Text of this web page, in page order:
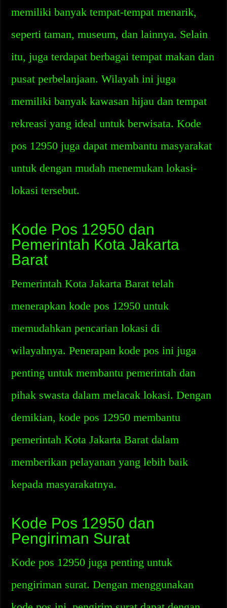
memiliki banyak tempat-tempat menarik,
seperti taman, museum, dan lainnya. Selain
itu, juga terdapat berbagai tempat makan dan
pusat perbelanjaan. Wilayah ini juga
memiliki banyak kawasan hijau dan tempat
rekreasi yang ideal untuk berwisata. Kode
pos 12950 juga dapat membantu masyarakat
untuk dengan mudah menemukan lokasi-
lokasi tersebut.
Kode Pos 12950 dan
Pemerintah Kota Jakarta
Barat
Pemerintah Kota Jakarta Barat telah
menerapkan kode pos 12950 untuk
memudahkan pencarian lokasi di
wilayahnya. Penerapan kode pos ini juga
penting untuk membantu pemerintah dan
pihak swasta dalam melacak lokasi. Dengan
demikian, kode pos 12950 membantu
pemerintah Kota Jakarta Barat dalam
memberikan pelayanan yang lebih baik
kepada masyarakatnya.
Kode Pos 12950 dan
Pengiriman Surat
Kode pos 12950 juga penting untuk
pengiriman surat. Dengan menggunakan